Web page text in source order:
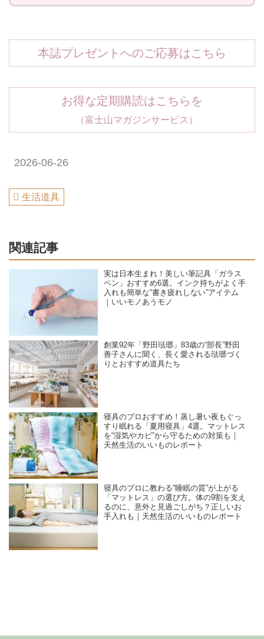
本誌プレゼントへのご応募はこちら
お得な定期購読はこちらを
（富士山マガジンサービス）
2026-06-26
生活道具
関連記事
実は日本生まれ！美しい筆記具「ガラス
ペン」おすすめ6選。インク持ちがよく手
入れも簡単な“書き疲れしない”アイテム
｜いいモノあうモノ
創業92年「野田琺瑯」83歳の“部長”野田
善子さんに聞く、長く愛される琺瑯づく
りとおすすめ道具たち
寝具のプロおすすめ！蒸し暑い夜もぐっ
すり眠れる「夏用寝具」4選。マットレス
を“湿気やカビ”から守るための対策も｜
天然生活のいいものレポート
寝具のプロに教わる“睡眠の質”が上がる
「マットレス」の選び方。体の9割を支え
るのに、意外と見過ごしがち？正しいお
手入れも｜天然生活のいいものレポート